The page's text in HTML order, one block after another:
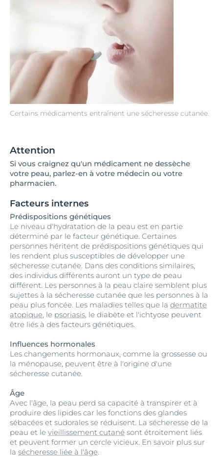
Certains médicaments entraînent une sécheresse cutanée.
Attention
Si vous craignez qu'un médicament ne dessèche
votre peau, parlez-en à votre médecin ou votre
pharmacien.
Facteurs internes
Prédispositions génétiques
Le niveau d'hydratation de la peau est en partie
déterminé par le facteur génétique. Certaines
personnes héritent de prédispositions génétiques qui
les rendent plus susceptibles de développer une
sécheresse cutanée. Dans des conditions similaires,
des individus différents auront un type de peau
différent. Les personnes à la peau claire semblent plus
sujettes à la sécheresse cutanée que les personnes à la
peau plus foncée. Les maladies telles que la dermatite
atopique, le psoriasis, le diabète et l'ichtyose peuvent
être liés à des facteurs génétiques.
Influences hormonales
Les changements hormonaux, comme la grossesse ou
la ménopause, peuvent être à l'origine d'une
sécheresse cutanée.
Âge
Avec l'âge, la peau perd sa capacité à transpirer et à
produire des lipides car les fonctions des glandes
sébacées et sudorales se réduisent. La sécheresse de la
peau et le vieillissement cutané sont étroitement liés
et peuvent former un cercle vicieux. En savoir plus sur
la sécheresse liée à l'âge.